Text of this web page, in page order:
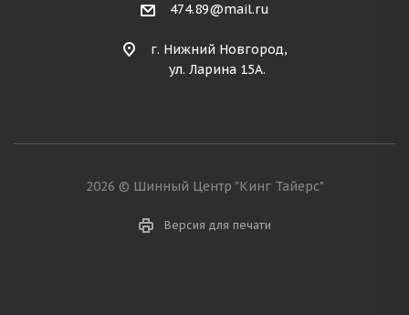
474.89@mail.ru
г. Нижний Новгород,
ул. Ларина 15А.
2026 © Шинный Центр "Кинг Тайерс"
Версия для печати